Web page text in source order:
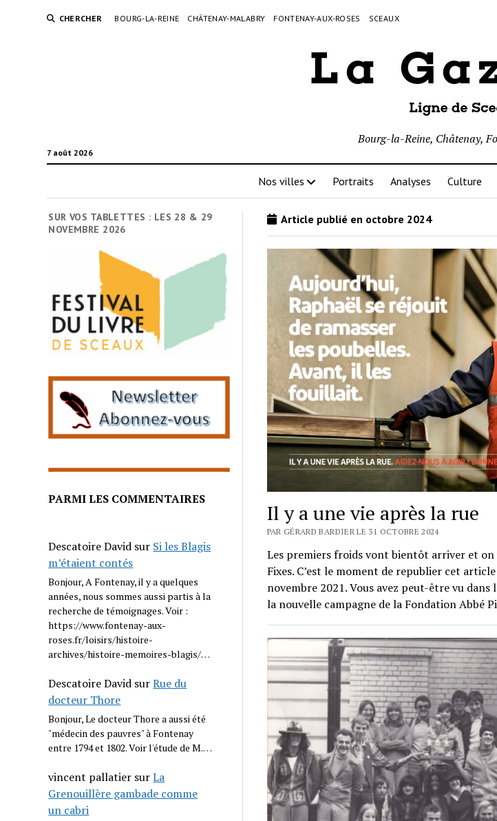
CHERCHER BOURG-LA-REINE CHÂTENAY-MALABRY FONTENAY-AUX-ROSES SCEAUX
7 août 2026
Bourg-la-Reine, Châtenay,
Nos villes Portraits Analyses Culture
SUR VOS TABLETTES : LES 28 & 29
NOVEMBRE 2026
PARMI LES COMMENTAIRES
Descatoire David sur Si les Blagis
m’étaient contés
Bonjour, A Fontenay, il y a quelques
années, nous sommes aussi partis à la
recherche de témoignages. Voir :
https://www.fontenay-aux-
roses.fr/loisirs/histoire-
archives/histoire-memoires-blagis/…
Descatoire David surRue du
docteur Thore
Bonjour, Le docteur Thore a aussi été
"médecin des pauvres" à Fontenay
entre 1794 et 1802. Voir l'étude de M.…
vincent pallatier surLa
Grenouillère gambade comme
un cabri
Article publié en octobre 2024
Il y a une vie après la rue
PAR GÉRARD BARDIER LE 31 OCTOBRE 2024
Les premiers froids vont bientôt arriver et on
Fixes. C’est le moment de republier cet
novembre 2021. Vous avez peut-être vu dans
la nouvelle campagne de la Fondation Abbé